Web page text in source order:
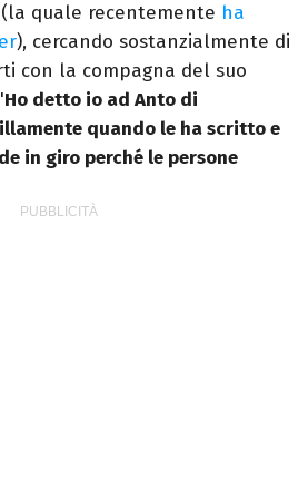
(la quale recentemente ha
), cercando sostanzialmente di
con la compagna del suo
Ho detto io ad Anto di
quando le ha scritto e
in giro perché le persone